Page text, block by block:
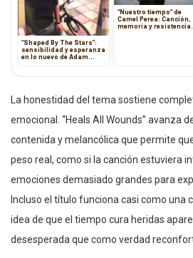
“Shaped By The Stars”:
sensibilidad y esperanza
en lo nuevo de Adam
“Nuestro tiempo” de
Camel Perea: Canción,
memoria y resistencia
La honestidad del tema sostiene
emocional. “Heals All Wounds” avanza
contenida y melancólica que permite
peso real, como si la canción estuviera
emociones demasiado grandes para
Incluso el título funciona casi como una
idea de que el tiempo cura heridas
desesperada que como verdad